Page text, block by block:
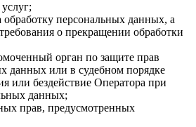
персональных данных, а
о прекращении обработки
орган по защите прав
данных или в судебном порядке
или бездействие Оператора при
данных;
прав, предусмотренных